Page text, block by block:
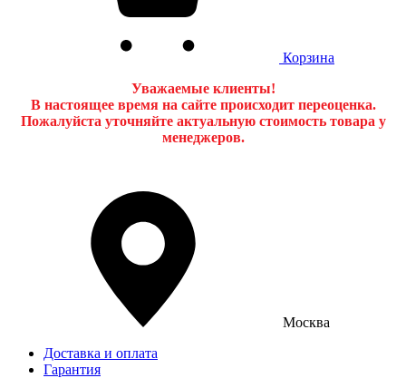
Корзина
Уважаемые клиенты!
В настоящее время на сайте происходит переоценка.
Пожалуйста уточняйте актуальную стоимость товара у
менеджеров.
Москва
Доставка и оплата
Гарантия